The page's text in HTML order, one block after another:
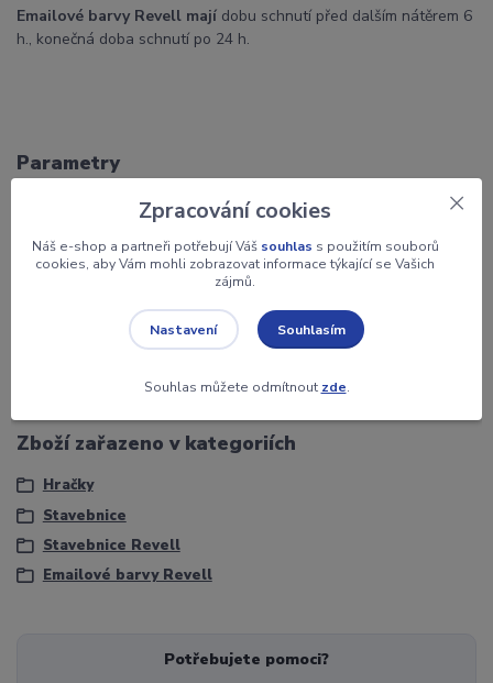
Emailové barvy Revell mají dobu schnutí před dalším nátěrem 6
h., konečná doba schnutí po 24 h.
Parametry
emailová
Záruka 2 roky
ks
Zboží zařazeno v kategoriích
Hračky
Stavebnice
Stavebnice Revell
Emailové barvy Revell
Potřebujete pomoci?
Zpracování cookies
Náš e-shop a partneři potřebují Váš souhlas s použitím souborů
cookies, aby Vám mohli zobrazovat informace týkající se Vašich
zájmů.
Nastavení Souhlasím
Souhlas můžete odmítnout zde.